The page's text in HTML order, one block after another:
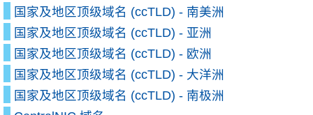
国家及地区顶级域名 (ccTLD) - 南美洲
国家及地区顶级域名 (ccTLD) - 亚洲
国家及地区顶级域名 (ccTLD) - 欧洲
国家及地区顶级域名 (ccTLD) - 大洋洲
国家及地区顶级域名 (ccTLD) - 南极洲